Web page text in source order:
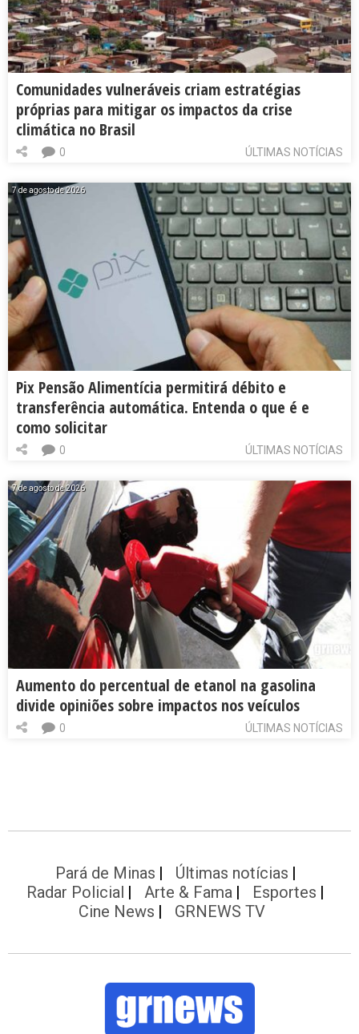
Comunidades vulneráveis criam estratégias
próprias para mitigar os impactos da crise
climática no Brasil
ÚLTIMAS NOTÍCIAS
0
7 de agosto de 2026
Pix Pensão Alimentícia permitirá débito e
transferência automática. Entenda o que é e
como solicitar
ÚLTIMAS NOTÍCIAS
0
7 de agosto de 2026
Aumento do percentual de etanol na gasolina
divide opiniões sobre impactos nos veículos
ÚLTIMAS NOTÍCIAS
0
Pará de Minas
Últimas notícias
Radar Policial
Arte & Fama
Esportes
Cine News
GRNEWS TV